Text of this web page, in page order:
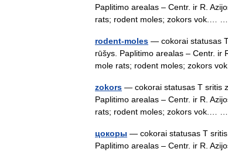
Paplitimo arealas – Centr. ir R.
rats; rodent moles; zokors vok.…
rodent-moles — cokorai statusas
rūšys. Paplitimo arealas – Centr. ir
mole rats; rodent moles; zokors
zokors — cokorai statusas T sritis
Paplitimo arealas – Centr. ir R.
rats; rodent moles; zokors vok.…
цокоры — cokorai statusas T sritis
Paplitimo arealas – Centr. ir R.